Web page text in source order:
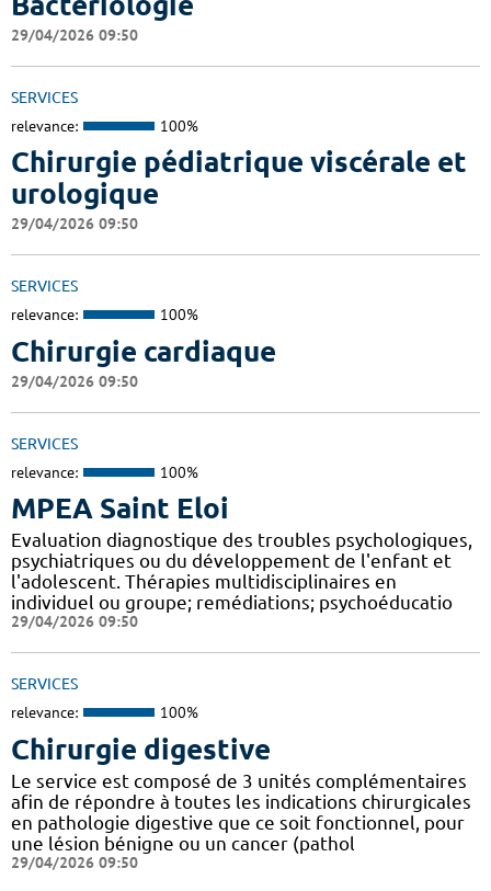
29/04/2026 09:50
SERVICES
relevance: 100%
Chirurgie pédiatrique viscérale et
urologique
29/04/2026 09:50
SERVICES
relevance: 100%
Chirurgie cardiaque
29/04/2026 09:50
SERVICES
relevance: 100%
MPEA Saint Eloi
Evaluation diagnostique des troubles psychologiques,
psychiatriques ou du développement de l'enfant et
l'adolescent. Thérapies multidisciplinaires en
individuel ou groupe; remédiations; psychoéducatio
29/04/2026 09:50
SERVICES
relevance: 100%
Chirurgie digestive
Le service est composé de 3 unités complémentaires
afin de répondre à toutes les indications chirurgicales
en pathologie digestive que ce soit fonctionnel, pour
une lésion bénigne ou un cancer (pathol
29/04/2026 09:50